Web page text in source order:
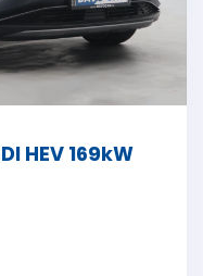
HEV 169kW